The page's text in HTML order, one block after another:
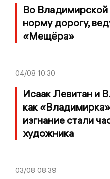
Во Владимирской
норму дорогу,
«Мещёра»
04/08 10:30
Исаак Левитан и
как
изгнание стали
художника
03/08 08:39